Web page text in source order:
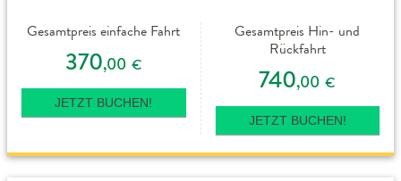
Gesamtpreis einfache Fahrt
370,00 €
JETZT BUCHEN!
Gesamtpreis Hin- und
Rückfahrt
740,00 €
JETZT BUCHEN!